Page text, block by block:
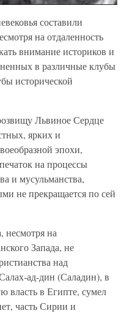
составили
на отдаленность
внимание историков и
в различные клубы
исторической
Львиное Сердце
ярких и
эпохи,
на процессы
и мусульманства,
не прекращается по сей
несмотря на
Запада, не
над
ад-дин (Саладин), в
власть в Египте, сумел
часть Сирии и